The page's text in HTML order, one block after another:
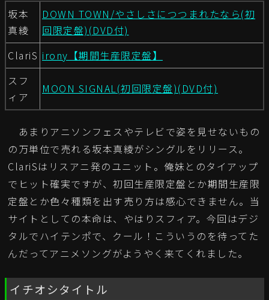
坂本
真綾
DOWN TOWN/やさしさにつつまれたなら(初
回限定盤)(DVD付)
ClariS irony【期間生産限定盤】
スフ
ィア
MOON SIGNAL(初回限定盤)(DVD付)
あまりアニソンフェスやテレビで姿を見せないもの
の万単位で売れる坂本真綾がシングルをリリース。
ClariSはリスアニ発のユニット。俺妹とのタイアップ
でヒット確実ですが、初回生産限定盤とか期間生産限
定盤とか色々種類を出す売り方は感心できません。当
サイトとしての本命は、やはりスフィア。今回はデジ
タルでハイテンポで、クール！こういうのを待ってた
んだってアニメソングがようやく来てくれました。
イチオシタイトル